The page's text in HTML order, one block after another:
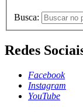
Busca:
Redes
Facebook
Instagram
YouTube